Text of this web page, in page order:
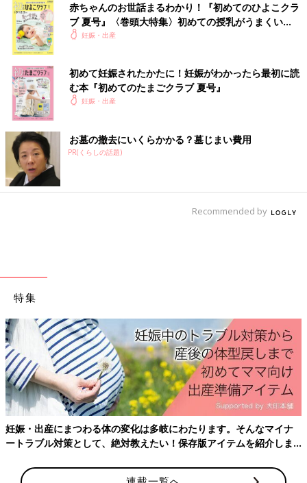
を購入。特にJaVaのサロペットがお気に入りなんだとか。大きめ
サイズなので、おなかを締めつけずにゆったり着られるとのこ
と。このアイテムたちなら産後も使えて、着回しにもバッチリで
すね！
楽天市場で見る
ラクすぎて、頻繁に着用！ANGERIEBE（エンジェ
リーベ）のワンピース
出典：Instagramアカウント「ann_baby302」
annさんは、ANGERIEBE（エンジェリーベ）のワンピースを購
赤ちゃんのお世話まるわかり！『初めてのひよこクラ
ブ 夏号』〈巻頭大特集〉初めての授乳がうまくい
く！ おっぱい・ミルクの基本と夏のトラブル 解決テ
妊娠・出産
初めて妊娠されたかたに！妊娠がわかったら最初に読
む本『初めてのたまごクラブ 夏号』
妊娠・出産
お墓の撤去にいくらかかる？墓じまい費用
PR(くらしの話題)
Recommended by
特集
妊娠・出産にまつわる体の変化は多岐にわたります。そんなマイナ
ートラブル対策として、絶対教えたい！保存版アイテムを紹介しま